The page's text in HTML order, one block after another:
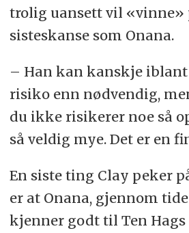
trolig uansett vil «vinne»
sisteskanse som Onana.
– Han kan kanskje
risiko enn nødvendig,
du ikke risikerer noe så
så veldig mye. Det er en
En siste ting Clay peker
er at Onana, gjennom
kjenner godt til Ten